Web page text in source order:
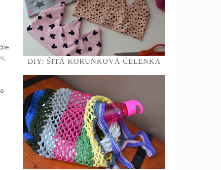
DIY: ŠITÁ KORUNKOVÁ ČELENKA